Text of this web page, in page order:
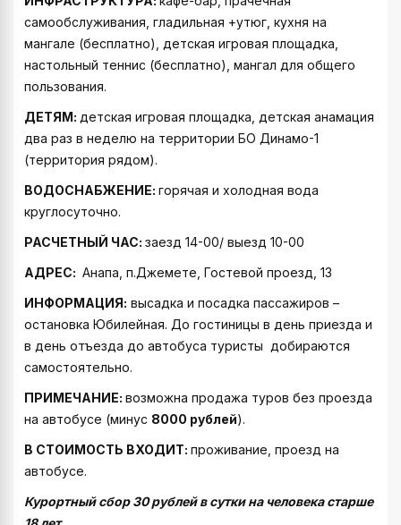
самообслуживания, гладильная +утюг, кухня на
мангале (бесплатно), детская игровая площадка,
настольный теннис (бесплатно), мангал для общего
пользования.
ДЕТЯМ: детская игровая площадка, детская анамация
два раз в неделю на территории БО Динамо-1
(территория рядом).
ВОДОСНАБЖЕНИЕ: горячая и холодная вода
круглосуточно.
РАСЧЕТНЫЙ ЧАС: заезд 14-00/ выезд 10-00
АДРЕС: Анапа, п.Джемете, Гостевой проезд, 13
ИНФОРМАЦИЯ: высадка и посадка пассажиров –
остановка Юбилейная. До гостиницы в день приезда и
в день отъезда до автобуса туристы добираются
самостоятельно.
ПРИМЕЧАНИЕ: возможна продажа туров без проезда
на автобусе (минус 8000 рублей).
В СТОИМОСТЬ ВХОДИТ: проживание, проезд на
автобусе.
Курортный сбор 30 рублей в сутки на человека старше